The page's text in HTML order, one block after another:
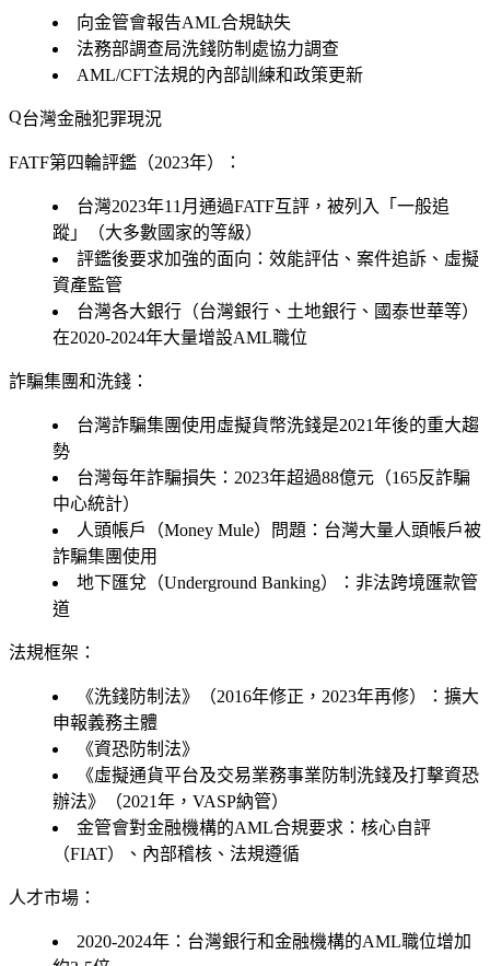
向金管會報告AML合規缺失
法務部調查局洗錢防制處協力調查
AML/CFT法規的內部訓練和政策更新
台灣金融犯罪現況
FATF第四輪評鑑（2023年）：
台灣2023年11月通過FATF互評，被列入「一般追
蹤」（大多數國家的等級）
評鑑後要求加強的面向：效能評估、案件追訴、虛擬
資產監管
台灣各大銀行（台灣銀行、土地銀行、國泰世華等）
在2020-2024年大量增設AML職位
詐騙集團和洗錢：
台灣詐騙集團使用虛擬貨幣洗錢是2021年後的重大趨
勢
台灣每年詐騙損失：2023年超過88億元（165反詐騙
中心統計）
人頭帳戶（Money Mule）問題：台灣大量人頭帳戶被
詐騙集團使用
地下匯兌（Underground Banking）：非法跨境匯款管
道
法規框架：
《洗錢防制法》（2016年修正，2023年再修）：擴大
申報義務主體
《資恐防制法》
《虛擬通貨平台及交易業務事業防制洗錢及打擊資恐
辦法》（2021年，VASP納管）
金管會對金融機構的AML合規要求：核心自評
（FIAT）、內部稽核、法規遵循
人才市場：
2020-2024年：台灣銀行和金融機構的AML職位增加